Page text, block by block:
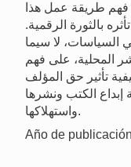
فهم طريقة عمل هذا
بالثورة الرقمية.
السياسات، لا سيما
المحلية، على فهم
تأثير حق المؤلف
الكتب ونشرها
واستهلاكها.
Año de